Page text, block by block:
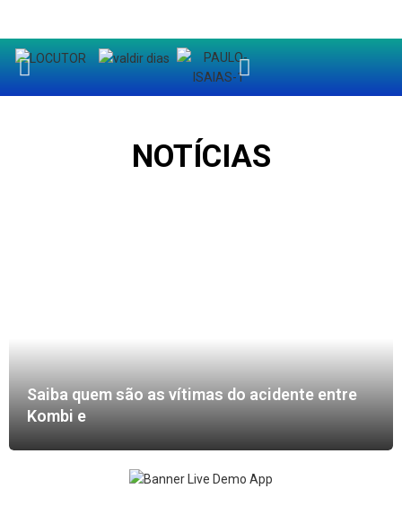
NOTÍCIAS
Saiba quem são as vítimas do acidente entre
Kombi e